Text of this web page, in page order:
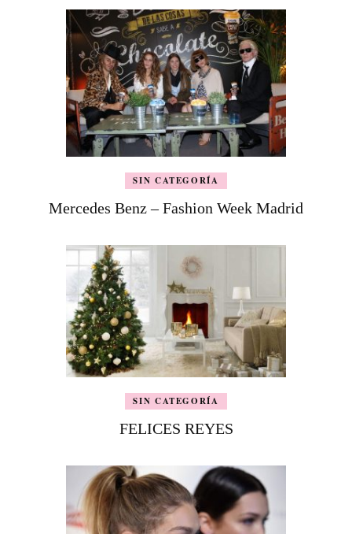
SIN CATEGORÍA
Mercedes Benz – Fashion Week Madrid
SIN CATEGORÍA
FELICES REYES